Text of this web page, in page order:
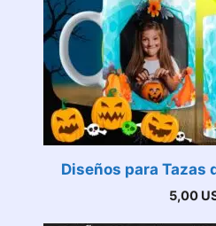
Diseños para Tazas
5,00